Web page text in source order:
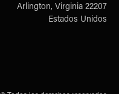
Arlington, Virginia 22207
Estados Unidos